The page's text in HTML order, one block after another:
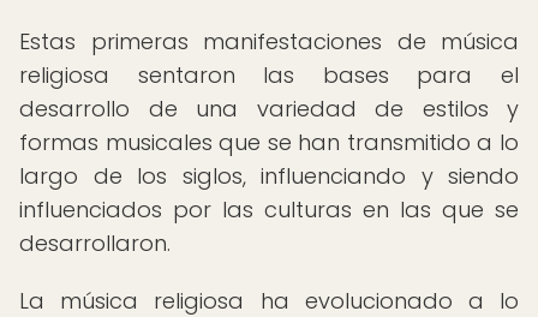
Estas primeras manifestaciones de música
religiosa sentaron las bases para el
desarrollo de una variedad de estilos y
formas musicales que se han transmitido a lo
largo de los siglos, influenciando y siendo
influenciados por las culturas en las que se
desarrollaron.
La música religiosa ha evolucionado a lo